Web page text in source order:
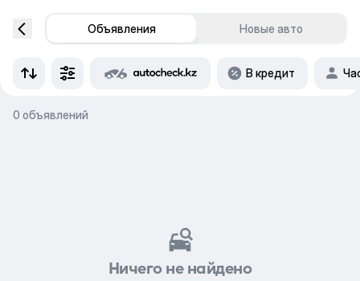
Объявления Новые авто
В кредит
0 объявлений
Ничего не найдено